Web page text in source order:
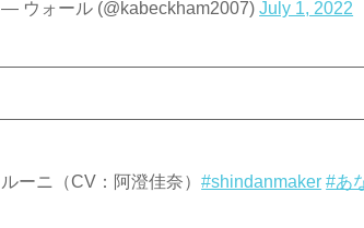
— ウォール (@kabeckham2007)July 1, 2022
ルーニ（CV：阿澄佳奈）#shindanmaker #あ